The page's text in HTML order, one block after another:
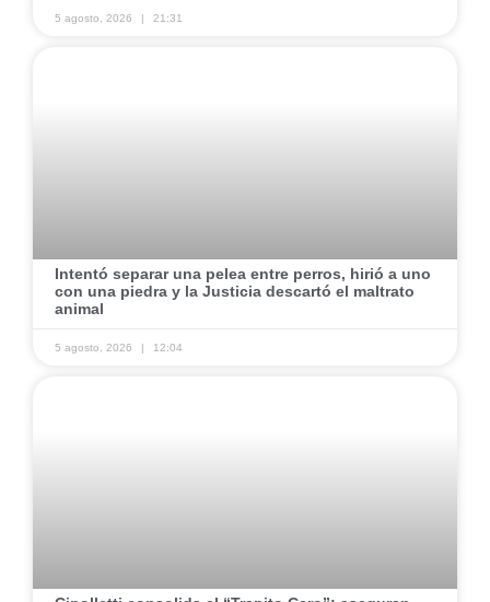
5 agosto, 2026 21:31
​Intentó separar una pelea entre perros, hirió a uno
con una piedra y la Justicia descartó el maltrato
animal
5 agosto, 2026 12:04